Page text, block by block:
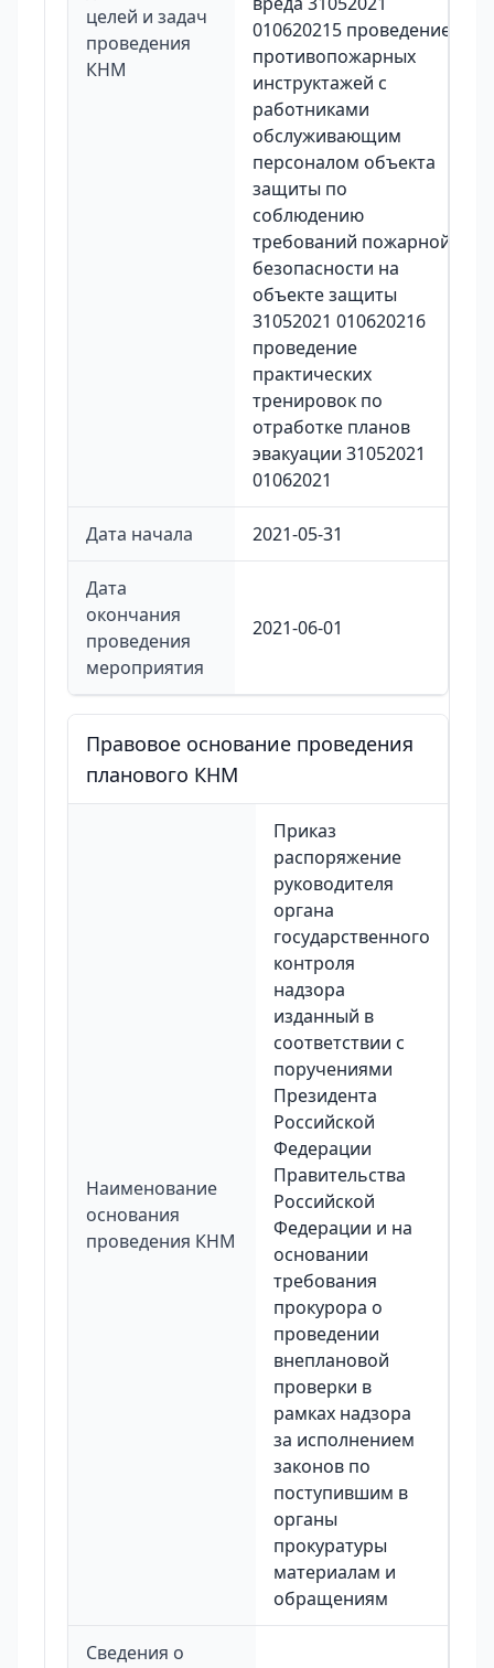
целей и задач
проведения
КНМ
010620215 проведение
противопожарных
инструктажей с
работниками
обслуживающим
персоналом объекта
защиты по
соблюдению
требований пожарной
безопасности на
объекте защиты
31052021 010620216
проведение
практических
тренировок по
отработке планов
эвакуации 31052021
01062021
Дата начала 2021-05-31
Дата
окончания
проведения
мероприятия
2021-06-01
Правовое основание проведения
планового КНМ
Наименование
основания
проведения КНМ
Приказ
распоряжение
руководителя
органа
государственного
контроля
надзора
изданный в
соответствии с
поручениями
Президента
Российской
Федерации
Правительства
Российской
Федерации и на
основании
требования
прокурора о
проведении
внеплановой
проверки в
рамках надзора
за исполнением
законов по
поступившим в
органы
прокуратуры
материалам и
обращениям
Сведения о